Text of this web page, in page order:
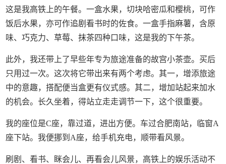
这是我高铁上的午餐。一盒水果，切块哈密瓜和樱桃，可作
饭后水果，亦可作追剧看书时的佐食。一盒手指麻薯，含原
味、巧克力、草莓、抹茶四种口味，这是我的下午茶。
此外，我还带上了早些年专为旅途准备的故宫小茶壶。买后
只用过一次。这次将它带出来有两个考虑。其一，增添旅途
中的意趣，搭配便当盒更有仪式感。其二，增加站起来加水
的机会。长久坐着，得站立走走调节一下，这个很重要。
我的座位是C座，靠过道，进出方便。车过合肥南站，临窗A
座下站。我便挪到A座，给手机充电，顺带看风景。
刷剧、看书、眯会儿、再看会儿风景，高铁上的娱乐活动不